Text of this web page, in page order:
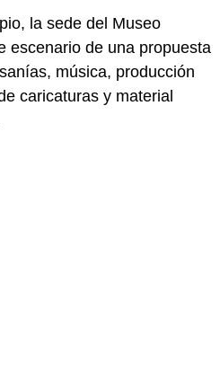
la sede del Museo
escenario de una propuesta
música, producción
caricaturas y material